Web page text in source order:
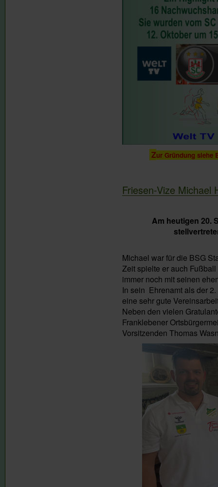
Zur Gründung siehe
Friesen-Vize
Am heutigen 20.
Michael war für die BSG
Zeit spielte er auch
immer noch mit seinen
In sein Ehrenamt als der
eine sehr gute
Neben den vielen
Franklebener
Vorsitzenden Thomas